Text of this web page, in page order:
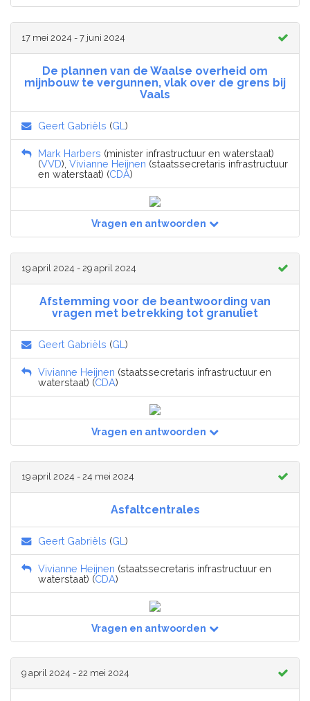
17 mei 2024 - 7 juni 2024
De plannen van de Waalse overheid om
mijnbouw te vergunnen, vlak over de grens bij
Vaals
Geert Gabriëls (GL )
Mark Harbers (minister infrastructuur en waterstaat)
(VVD), Vivianne Heijnen (staatssecretaris infrastructuur
en waterstaat) (CDA)
Vragen en antwoorden
19 april 2024 - 29 april 2024
Afstemming voor de beantwoording van
vragen met betrekking tot granuliet
Geert Gabriëls (GL )
Vivianne Heijnen (staatssecretaris infrastructuur en
waterstaat) (CDA)
Vragen en antwoorden
19 april 2024 - 24 mei 2024
Asfaltcentrales
Geert Gabriëls (GL )
Vivianne Heijnen (staatssecretaris infrastructuur en
waterstaat) (CDA)
Vragen en antwoorden
9 april 2024 - 22 mei 2024